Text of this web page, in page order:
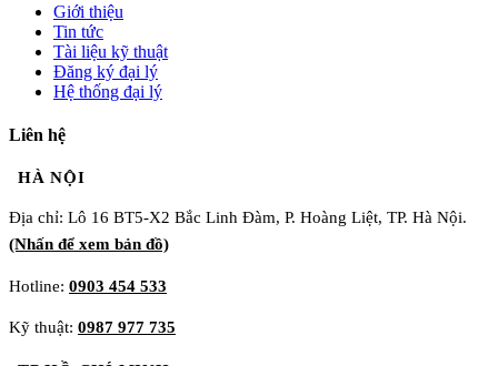
Giới thiệu
Tin tức
Tài liệu kỹ thuật
Đăng ký đại lý
Hệ thống đại lý
Liên hệ
HÀ NỘI
Địa chỉ: Lô 16 BT5-X2 Bắc Linh Đàm, P. Hoàng Liệt, TP. Hà Nội.
(Nhấn để xem bản đồ)
Hotline: 0903 454 533
Kỹ thuật: 0987 977 735